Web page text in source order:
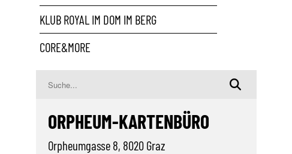
KLUB ROYAL IM DOM IM BERG
CORE&MORE
ORPHEUM-KARTENBÜRO
Orpheumgasse 8, 8020 Graz